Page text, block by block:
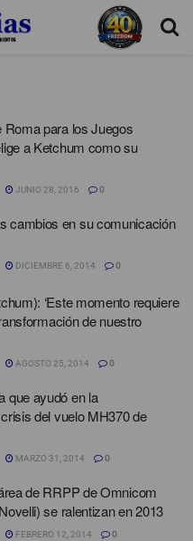
Roma para los Juegos
a Ketchum como su
JUNIO 28, 2016 0
cambios en su comunicación
DICIEMBRE 6, 2014 0
‘Este momento requiere
de nuestro
AGOSTO 25, 2014 0
que ayudó en la
del vuelo MH370 de
MARZO 31, 2014 0
de RRPP de Omnicom
se ralentizan en 2013
FEBRERO 12, 2014 0